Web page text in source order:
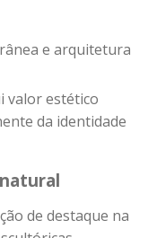
e arquitetura
valor estético
da identidade
de destaque na